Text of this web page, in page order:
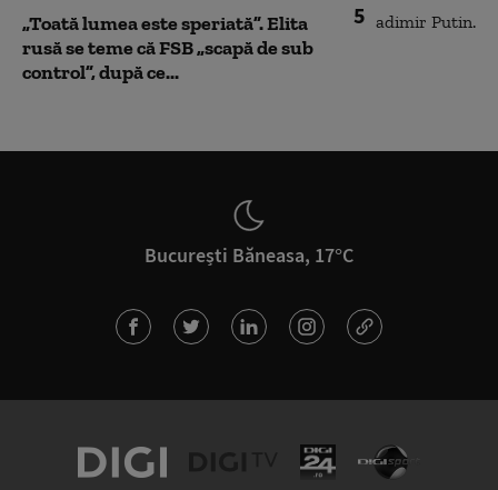
5
„Toată lumea este speriată”. Elita
rusă se teme că FSB „scapă de sub
control”, după ce...
București Băneasa, 17°C